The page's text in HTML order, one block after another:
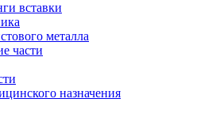
вставки
металла
части
назначения